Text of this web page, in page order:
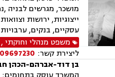
מושכר, מגרשים לבניה
ייצוגיות, ירושות
עסקיים, בנקים,
משפט מנהלי וחוקתי,
ליצירת קשר:
בן דוד-אברהם-הכהן